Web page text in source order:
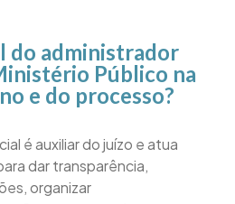
do administrador
Público na
e do processo?
é auxiliar do juízo e atua
dar transparência,
organizar